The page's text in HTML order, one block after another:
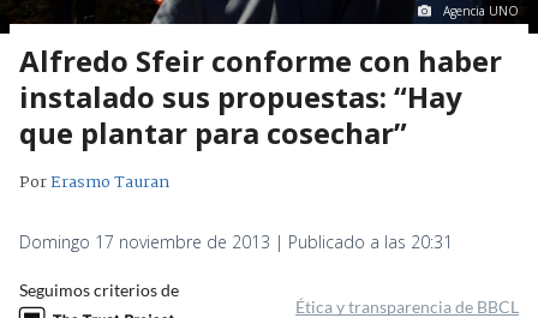
Agencia UNO
Alfredo Sfeir conforme con haber
instalado sus propuestas: “Hay
que plantar para cosechar”
PorErasmo Tauran
Domingo 17 noviembre de 2013 | Publicado a las 20:31
Seguimos criterios de
Ética y transparencia de BBCL